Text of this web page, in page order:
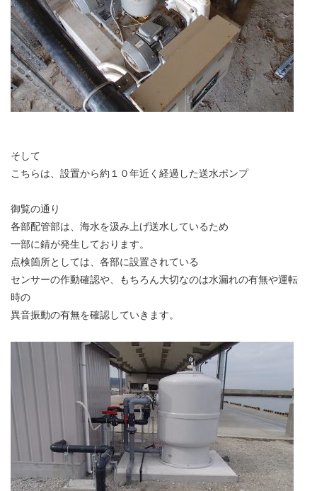
そして
こちらは、設置から約１０年近く経過した送水ポンプ
御覧の通り
各部配管部は、海水を汲み上げ送水しているため
一部に錆が発生しております。
点検箇所としては、各部に設置されている
センサーの作動確認や、もちろん大切なのは水漏れの有無や運転
時の
異音振動の有無を確認していきます。